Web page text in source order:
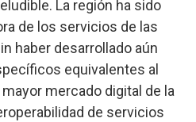
La región ha sido
de los servicios de las
haber desarrollado aún
equivalentes al
mercado digital de la
de servicios